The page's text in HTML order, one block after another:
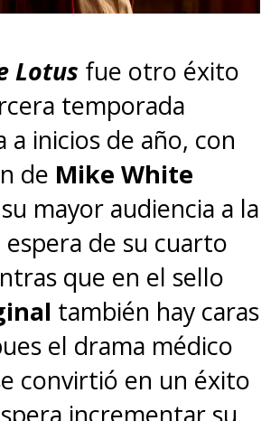
Lotus fue otro éxito
temporada
a inicios de año, con
de Mike White
mayor audiencia a la
espera de su cuarto
que en el sello
también hay caras
el drama médico
convirtió en un éxito